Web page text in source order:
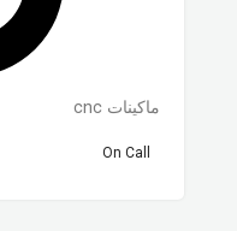
ماكينات cnc
On Call